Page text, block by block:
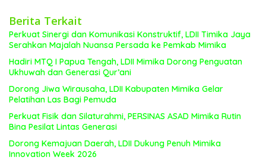
Berita Terkait
Perkuat Sinergi dan Komunikasi Konstruktif, LDII Timika Jaya
Serahkan Majalah Nuansa Persada ke Pemkab Mimika
Hadiri MTQ I Papua Tengah, LDII Mimika Dorong Penguatan
Ukhuwah dan Generasi Qur’ani
Dorong Jiwa Wirausaha, LDII Kabupaten Mimika Gelar
Pelatihan Las Bagi Pemuda
Perkuat Fisik dan Silaturahmi, PERSINAS ASAD Mimika Rutin
Bina Pesilat Lintas Generasi
Dorong Kemajuan Daerah, LDII Dukung Penuh Mimika
Innovation Week 2026